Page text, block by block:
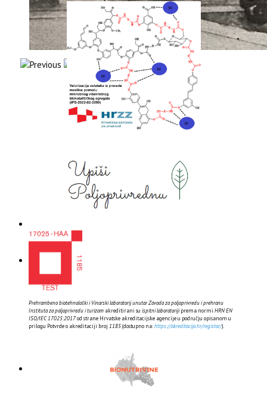
Prehrambeno biotehnološki i Vinarski laboratorij unutar Zavoda za poljoprivredu i prehranu
Instituta za poljoprivredu i turizam akreditirani su ispitni laboratorijiprema normi HRN EN
ISO/IEC 17025:2017od strane Hrvatske akreditacijske agencije u području opisanom u
prilogu Potvrde o akreditaciji broj 1185(dostupno na:https://akreditacija.hr/registar/).